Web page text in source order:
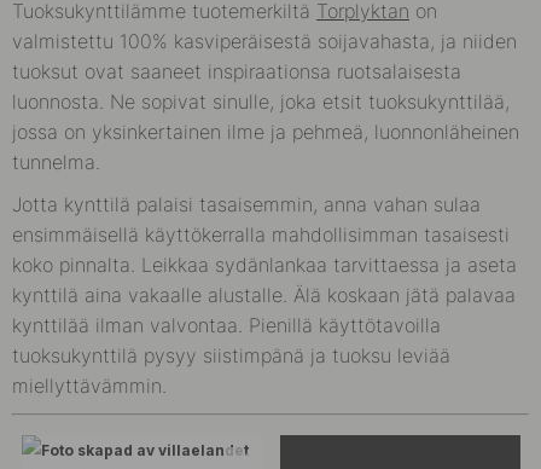
Tuoksukynttilämme tuotemerkiltä Torplyktan on
valmistettu 100% kasviperäisestä soijavahasta, ja niiden
tuoksut ovat saaneet inspiraationsa ruotsalaisesta
luonnosta. Ne sopivat sinulle, joka etsit tuoksukynttilää,
jossa on yksinkertainen ilme ja pehmeä, luonnonläheinen
tunnelma.
Jotta kynttilä palaisi tasaisemmin, anna vahan sulaa
ensimmäisellä käyttökerralla mahdollisimman tasaisesti
koko pinnalta. Leikkaa sydänlankaa tarvittaessa ja aseta
kynttilä aina vakaalle alustalle. Älä koskaan jätä palavaa
kynttilää ilman valvontaa. Pienillä käyttötavoilla
tuoksukynttilä pysyy siistimpänä ja tuoksu leviää
miellyttävämmin.